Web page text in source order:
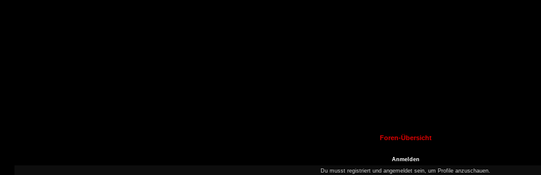
Foren-Übersicht
Anmelden
Du musst registriert und angemeldet sein, um Profile anzuschauen.